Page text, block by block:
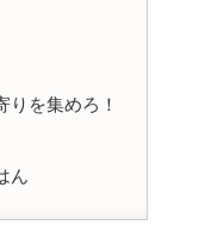
りを集めろ！
ん